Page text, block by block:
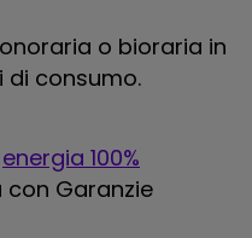
o bioraria in
di consumo.
energia 100%
Garanzie